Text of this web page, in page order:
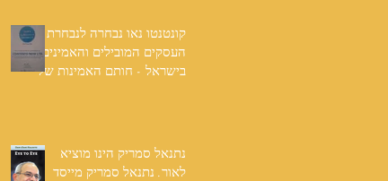
קונטנטו נאו נבחרה לנבחרת
העסקים המובילים והאמינים
בישראל - חותם האמינות של
נתנאל סמריק הינו מוציא
לאור. נתנאל סמריק מייסד